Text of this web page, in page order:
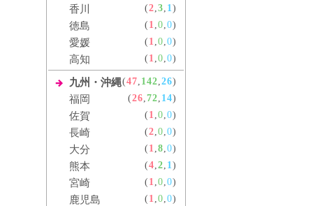
香川 (2,3, 1)
徳島 ( 1,0,0)
愛媛 ( 1,0,0)
高知 ( 1,0,0)
九州・沖縄(47, 142,26)
福岡 (26,72, 14)
佐賀 ( 1,0,0)
長崎 (2,0,0)
大分 ( 1,8,0)
熊本 (4,2, 1)
宮崎 ( 1,0,0)
鹿児島 ( 1,0,0)